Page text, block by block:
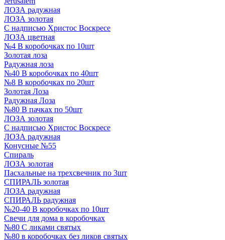
ЛОЗА радужная
ЛОЗА золотая
С надписью Христос Воскресе
ЛОЗА цветная
№4 В коробочках по 10шт
Золотая лоза
Радужная лоза
№40 В коробочках по 40шт
№8 В коробочках по 20шт
Золотая Лоза
Радужная Лоза
№80 В пачках по 50шт
ЛОЗА золотая
С надписью Христос Воскресе
ЛОЗА радужная
Конусные №55
Спираль
ЛОЗА золотая
Пасхальные на трехсвечник по 3шт
СПИРАЛЬ золотая
ЛОЗА радужная
СПИРАЛЬ радужная
№20-40 В коробочках по 10шт
Свечи для дома в коробочках
№80 С ликами святых
№80 в коробочках без ликов святых